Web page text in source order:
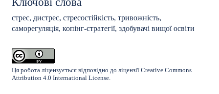
стрес, дистрес, стресостійкість, тривожність,
саморегуляція, копінг-стратегії, здобувачі вищої освіти
Ця робота ліцензується відповідно до ліцензії Creative Commons
Attribution 4.0 International License.